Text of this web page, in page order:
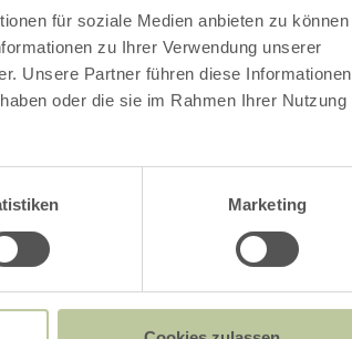
für soziale Medien anbieten zu können
zu Ihrer Verwendung unserer
Unsere Partner führen diese Informationen
oder die sie im Rahmen Ihrer Nutzung
Marketing